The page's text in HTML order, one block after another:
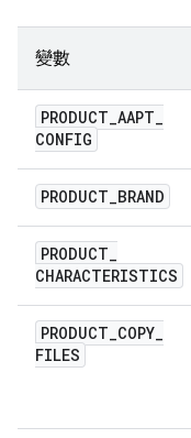
變數
PRODUCT_AAPT_
CONFIG
PRODUCT_BRAND
PRODUCT_
CHARACTERISTICS
PRODUCT_COPY_
FILES